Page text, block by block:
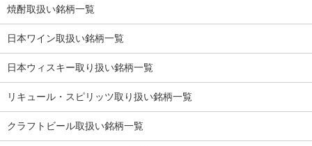
焼酎取扱い銘柄一覧
日本ワイン取扱い銘柄一覧
日本ウィスキー取り扱い銘柄一覧
リキュール・スピリッツ取り扱い銘柄一覧
クラフトビール取扱い銘柄一覧